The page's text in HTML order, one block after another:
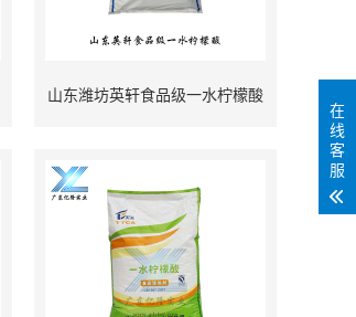
山东潍坊英轩食品级一水柠檬酸
在
线
客
服